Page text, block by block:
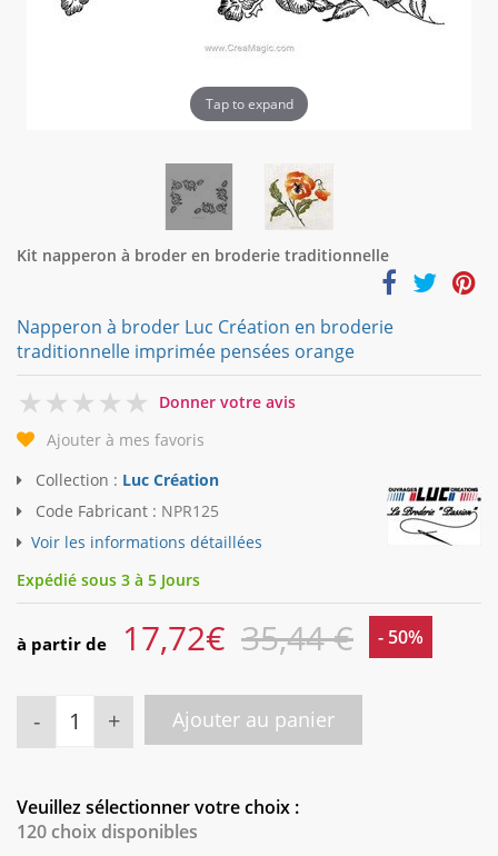
Tap to expand
Kit napperon à broder en broderie traditionnelle
Napperon à broder Luc Création en broderie
traditionnelle imprimée pensées orange
0
Donner votre avis
Ajouter à mes favoris
Collection : Luc Création
Code Fabricant : NPR125
Voir les informations détaillées
Expédié sous 3 à 5 Jours
à partir de 17,72€ 35,44 € - 50%
- + Ajouter au panier
Veuillez sélectionner votre choix :
120 choix disponibles